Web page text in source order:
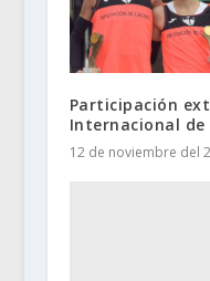
Participación
Internacional de
12 de noviembre del